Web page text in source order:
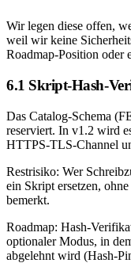
Wir legen diese offen,
weil wir keine
Roadmap-Position oder
6.1 Skript-Hash-
Das Catalog-Schema
reserviert. In v1.2 wird
HTTPS-TLS-Channel
Restrisiko: Wer
ein Skript ersetzen,
bemerkt.
Roadmap: Hash-
optionaler Modus, in
abgelehnt wird (Hash-